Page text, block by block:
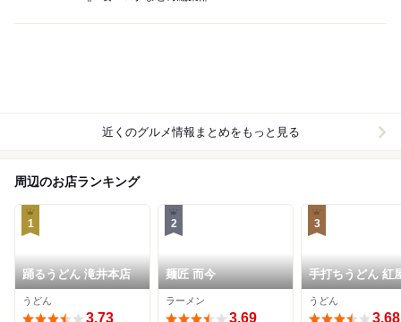
近くのグルメ情報まとめをもっと見る
周辺のお店ランキング
1
踊るうどん 滝井本店
うどん
3.73
2
麺匠 而今
ラーメン
3.69
3
手打ちうどん 紅
うどん
3.68